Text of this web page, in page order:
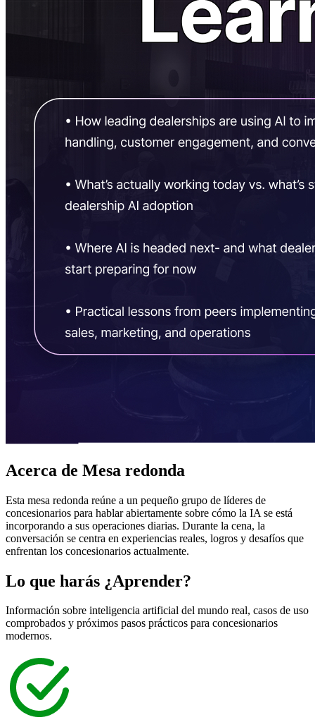
Acerca de Mesa redonda
Esta mesa redonda reúne a un pequeño grupo de líderes de
concesionarios para hablar abiertamente sobre cómo la IA se está
incorporando a sus operaciones diarias. Durante la cena, la
conversación se centra en experiencias reales, logros y desafíos que
enfrentan los concesionarios actualmente.
Lo que harás ¿Aprender?
Información sobre inteligencia artificial del mundo real, casos de uso
comprobados y próximos pasos prácticos para concesionarios
modernos.